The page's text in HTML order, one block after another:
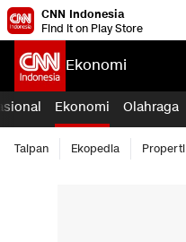
CNN Indonesia
Find it on Play Store
Ekonomi
Ekonomi Olahraga
Taipan Ekopedia Properti